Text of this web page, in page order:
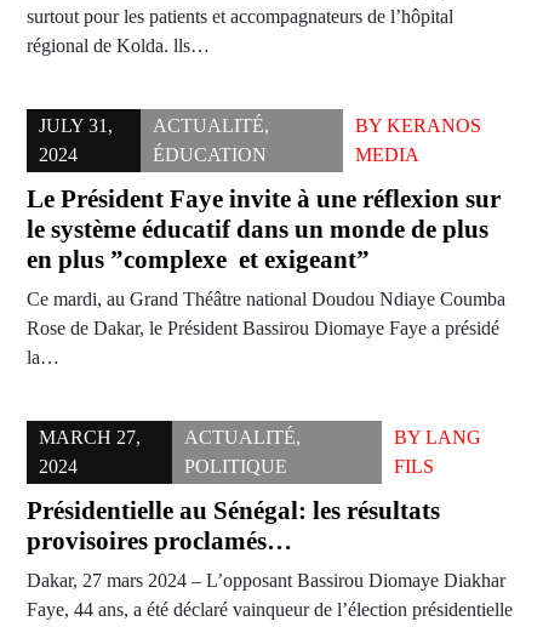
surtout pour les patients et accompagnateurs de l’hôpital
régional de Kolda. lls…
JULY 31,
2024
ACTUALITÉ,
ÉDUCATION
BYKERANOS
MEDIA
Le Président Faye invite à une réflexion sur
le système éducatif dans un monde de plus
en plus ”complexe et exigeant”
Ce mardi, au Grand Théâtre national Doudou Ndiaye Coumba
Rose de Dakar, le Président Bassirou Diomaye Faye a présidé
la…
MARCH 27,
2024
ACTUALITÉ,
POLITIQUE
BYLANG
FILS
Présidentielle au Sénégal: les résultats
provisoires proclamés…
Dakar, 27 mars 2024 – L’opposant Bassirou Diomaye Diakhar
Faye, 44 ans, a été déclaré vainqueur de l’élection présidentielle